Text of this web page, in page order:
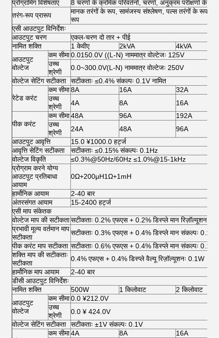
प्रोग्रामिंग विशेषताएं
8 चरणों के क्रमिक परिवर्तनों, चरणों, अनुक्रम परीक्षणों के 9
तरंग-रूप प्रारूप
मानक तरंगों के रूप, सामंजस्य संश्लेषण, पल्स तरंगों के रूप,
रूप
एसी आउटपुट विनिर्देशः
आउटपुट चरण
एकल-चरण दो तार + पीई
नामित शक्ति
1 केवीए 2kVA
4kVA
आउटपुट
वोल्टेज
कम सीमा0.0150.0V ((L-N) नाममात्र वोल्टेजः 125V
उच्च
श्रेणी
0.0~300.0V(L-N) नाममात्र वोल्टेजः 250V
वोल्टेज सेटिंग सटीकता
सटीकताः ≤0.4% संकल्पः 0.1V नामित
रेटेड करंट
कम सीमा8A 16A
32A
उच्च
श्रेणी
4A 8A 16A
पीक करंट
कम सीमा48A 96A
192A
उच्च
श्रेणी
24A 48A
96A
आउटपुट आवृत्ति
15.0 ¥1000.0 हर्ट्ज
आवृत्ति सेटिंग सटीकता
सटीकताः ≤0.15% संकल्पः 0.1Hz
वोल्टेज विकृति
≤0.3%@50Hz/60Hz ≤1.0%@15-1kHz
प्रोग्राम करने योग्य
आउटपुट प्रतिबाधा
आयाम
0Ω+200μH1Ω+1mH
हार्मोनिक आयाम
2-40 बार
अंतरसंगत आयाम
15-2400 हर्ट्ज
एसी माप संकेतक
वोल्टेज माप की सटीकतासटीकताः 0.2% एफएस + 0.2% डिस्प्ले मान रिज़ॉल्यूशनः
प्रभावी मूल्य वर्तमान माप
सटीकता
सटीकताः 0.3% एफएस + 0.4% डिस्प्ले मान संकल्पः 0.1A
पीक करंट माप सटीकता सटीकताः 0.6% एफएस + 0.4% डिस्प्ले मान संकल्पः 0.1A
शक्ति माप की सटीकताः
सटीकता
0.4% एफएस + 0.4% डिस्प्ले वैल्यू रिज़ॉल्यूशनः 0.1W
हार्मोनिक माप आयाम
2-40 बार
डीसी आउटपुट विनिर्देशः
नामित शक्ति
500W 1 किलोवाट
2 किलोवाट
आउटपुट
वोल्टेज
कम सीमा0.0 ¥212.0V
उच्च
श्रेणी
0.0 ¥ 424.0V
वोल्टेज सेटिंग सटीकता
सटीकताः ±1V संकल्पः 0.1V
कम सीमा4A 8A
16A